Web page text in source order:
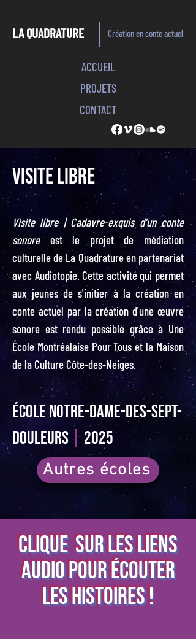
LA QUADRATURE Création en conte actuel
ACCUEIL
PROJETS
CONTACT
VISITE LIBRE
Visite libre | Cadavre-exquis d'un conte
sonoreest le projet de médiation
culturelle de La Quadrature en partenariat
avec Audiotopie. Cette activité qui permet
aux jeunes de s'initier à la création en
conte actuel par la création d'une œuvre
sonore est rendu possible grâce à Une
École Montréalaise Pour Tous et la Maison
de la Culture Côte-des-Neiges.
ÉCOLE Notre-Dame-des-sept-
douleurs|2025
Autres écoles
CLIQUE SUR LES LIENS
AUDIO POUR ÉCOUTER
LES HISTOIREs !